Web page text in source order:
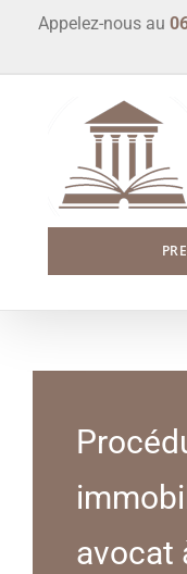
content
Appelez-nous au
avocat